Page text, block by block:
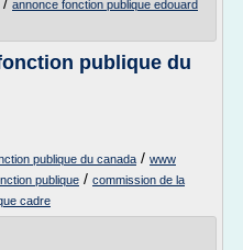
annonce fonction publique edouard
publique du
publique du canada / www
publique / commission de la
cadre